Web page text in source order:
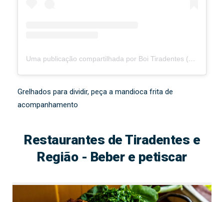
Uma publicação compartilhada por Boi Tiradentes (@boitiradentes)
Grelhados para dividir, peça a mandioca frita de
acompanhamento
Restaurantes de Tiradentes e
Região - Beber e petiscar